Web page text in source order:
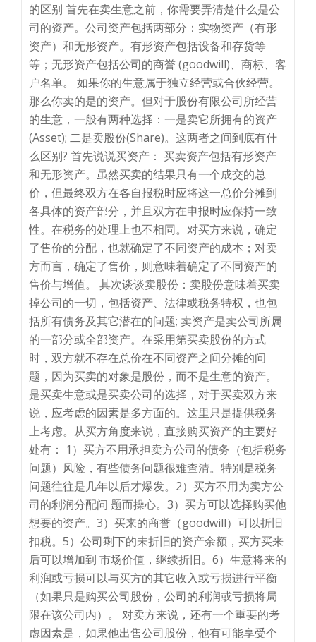
的区别 首先在卖生意之前，你需要弄清楚什么是公
司的资产。公司资产包括两部分：实物资产（有形
资产）和无形资产。有形资产包括设备和存货等
等；无形资产包括公司的商誉 (goodwill)、商标、客
户名单。 如果你的生意属于独立经营或合伙经营。
那么你卖的是的资产。但对于股份有限公司所经营
的生意，一般有两种选择：一是卖它所拥有的资产
(Asset); 二是卖股份(Share)。这两者之间到底有什
么区别? 首先说说买资产： 买卖资产包括有形资产
和无形资产。虽然买卖的结果只有一个成交的总
价，但最终双方在各自报税时应将这一总价分摊到
各具体的资产部分，并且双方在申报时应保持一致
性。在税务的处理上也不相同。对买方来说，确定
了售价的分配，也就确定了不同资产的成本；对卖
方而言，确定了售价，则意味着确定了不同资产的
售价与增值。 其次谈谈卖股份：卖股份意味着买卖
掉公司的一切，包括资产、法律或税务特权，也包
括所有债务及其它潜在的问题; 卖资产是卖公司所属
的一部分或全部资产。在采用第买卖股份的方式
时，双方就不存在总价在不同资产之间分摊的问
题，因为买卖的对象是股份，而不是生意的资产。
是买卖生意或是买卖公司的选择，对于买卖双方来
说，应考虑的因素是多方面的。这里只是提供税务
上考虑。从买方角度来说，直接购买资产的主要好
处有： 1）买方不用承担卖方公司的债务（包括税务
问题）风险，有些债务问题很难查清。特别是税务
问题往往是几年以后才爆发。2）买方不用为卖方公
司的利润分配问 题而操心。3）买方可以选择购买他
想要的资产。3）买来的商誉（goodwill）可以折旧
扣税。5）公司剩下的未折旧的资产余额，买方买来
后可以增加到 市场价值，继续折旧。6）生意将来的
利润或亏损可以与买方的其它收入或亏损进行平衡
（如果只是购买公司股份，公司的利润或亏损将局
限在该公司内）。 对卖方来说，还有一个重要的考
虑因素是，如果他出售公司股份，他有可能享受个